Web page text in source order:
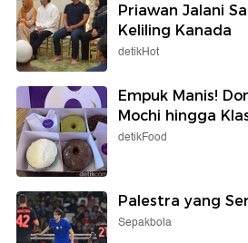
Priawan Jalani
Keliling Kanada
detikHot
Empuk Manis!
Mochi hingga
detikFood
Palestra yang
Sepakbola